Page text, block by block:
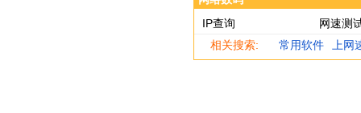
IP查询
网速测
相关搜索:
常用软件 上网